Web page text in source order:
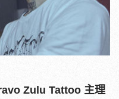
Zulu Tattoo 主理